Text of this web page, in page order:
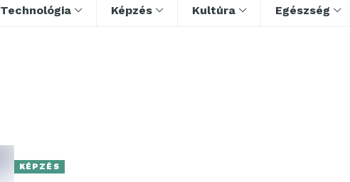
Technológia Képzés Kultúra Egészség
KÉPZÉS